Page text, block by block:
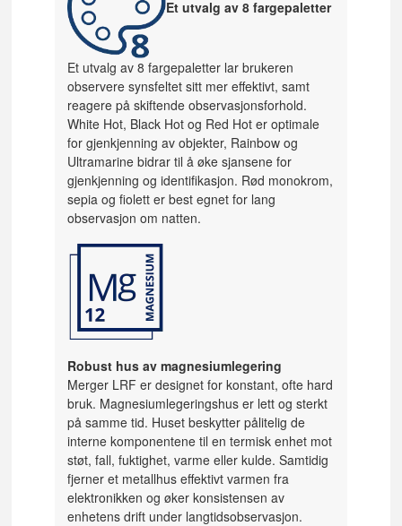
Et utvalg av 8 fargepaletter
Et utvalg av 8 fargepaletter lar brukeren
observere synsfeltet sitt mer effektivt, samt
reagere på skiftende observasjonsforhold.
White Hot, Black Hot og Red Hot er optimale
for gjenkjenning av objekter, Rainbow og
Ultramarine bidrar til å øke sjansene for
gjenkjenning og identifikasjon. Rød monokrom,
sepia og fiolett er best egnet for lang
observasjon om natten.
Robust hus av magnesiumlegering
Merger LRF er designet for konstant, ofte hard
bruk. Magnesiumlegeringshus er lett og sterkt
på samme tid. Huset beskytter pålitelig de
interne komponentene til en termisk enhet mot
støt, fall, fuktighet, varme eller kulde. Samtidig
fjerner et metallhus effektivt varmen fra
elektronikken og øker konsistensen av
enhetens drift under langtidsobservasjon.